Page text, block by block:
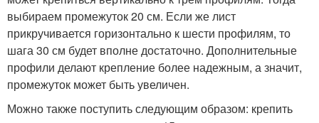
выбираем промежуток 20 см. Если же лист
прикручивается горизонтально к шести профилям, то
шага 30 см будет вполне достаточно. Дополнительные
профили делают крепление более надежным, а значит,
промежуток может быть увеличен.
Можно также поступить следующим образом: крепить